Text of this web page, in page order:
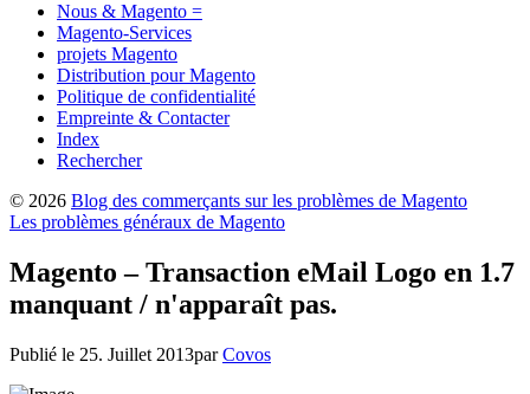
Nous & Magento =
Magento-Services
projets Magento
Distribution pour Magento
Politique de confidentialité
Empreinte & Contacter
Index
Rechercher
© 2026 Blog des commerçants sur les problèmes de Magento
Les problèmes généraux de Magento
Magento – Transaction eMail Logo en 1.7
manquant / n'apparaît pas.
Publié le 25. Juillet 2013parCovos